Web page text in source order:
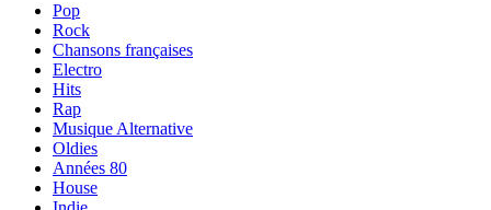
Pop
Rock
Chansons françaises
Electro
Hits
Rap
Musique Alternative
Oldies
Années 80
House